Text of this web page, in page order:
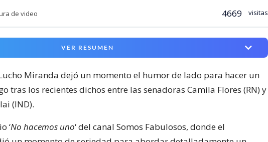
de video 4669 visitas
VER RESUMEN
Miranda dejó un momento el humor de lado para hacer un
tras los recientes dichos entre las senadoras Camila Flores (RN) y
(IND).
‘No hacemos uno‘ del canal Somos Fabulosos, donde el